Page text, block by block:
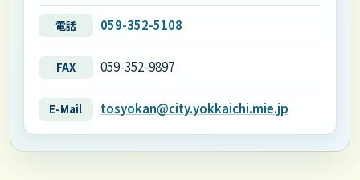
電話 059-352-5108
FAX 059-352-9897
E-Mail tosyokan@city.yokkaichi.mie.jp